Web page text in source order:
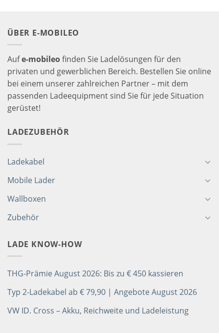
ÜBER E-MOBILEO
Aufe-mobileofinden Sie Ladelösungen für den
privaten und gewerblichen Bereich. Bestellen Sie online
bei einem unserer zahlreichen Partner – mit dem
passenden Ladeequipment sind Sie für jede Situation
gerüstet!
LADEZUBEHÖR
Ladekabel
Mobile Lader
Wallboxen
Zubehör
LADE KNOW-HOW
THG-Prämie August 2026: Bis zu € 450 kassieren
Typ 2-Ladekabel ab € 79,90 | Angebote August 2026
VW ID. Cross – Akku, Reichweite und Ladeleistung